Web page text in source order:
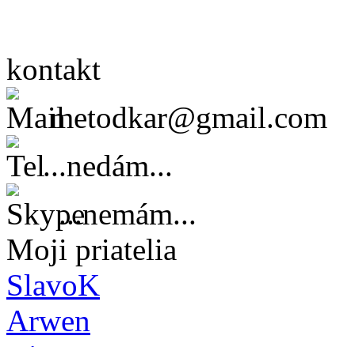
kontakt
metodkar@gmail.com
...nedám...
...nemám...
Moji priatelia
SlavoK
Arwen